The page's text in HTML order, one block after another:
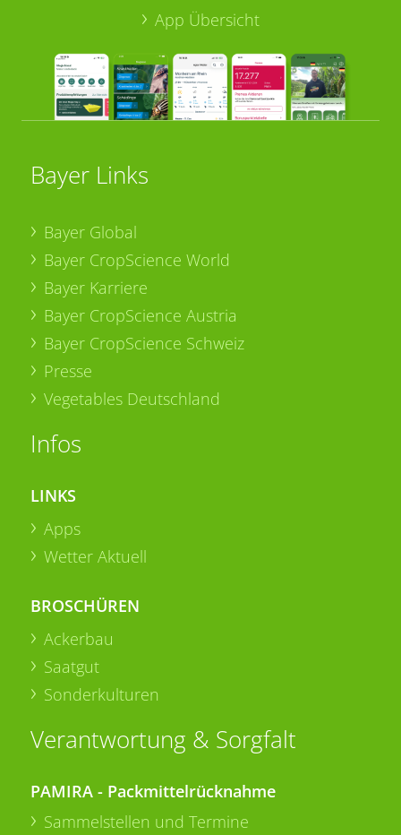
App Übersicht
Bayer Links
Bayer Global
Bayer CropScience World
Bayer Karriere
Bayer CropScience Austria
Bayer CropScience Schweiz
Presse
Vegetables Deutschland
Infos
LINKS
Apps
Wetter Aktuell
BROSCHÜREN
Ackerbau
Saatgut
Sonderkulturen
Verantwortung & Sorgfalt
PAMIRA - Packmittelrücknahme
Sammelstellen und Termine